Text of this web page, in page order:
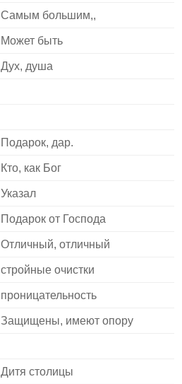
Самым большим,,
Может быть
Дух, душа
Подарок, дар.
Кто, как Бог
Указал
Подарок от Господа
Отличный, отличный
стройные очистки
проницательность
Защищены, имеют опору
Дитя столицы